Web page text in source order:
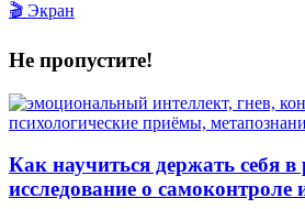
🎬 Экран
Не пропустите!
Как научиться держать себя в
исследование о самоконтроле